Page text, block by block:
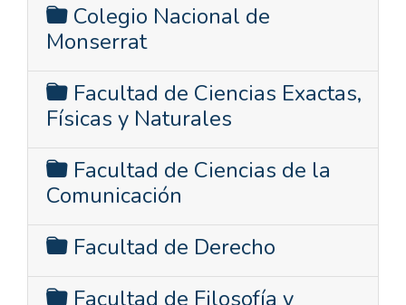
Colegio Nacional de
Monserrat
Facultad de Ciencias Exactas,
Físicas y Naturales
Facultad de Ciencias de la
Comunicación
Facultad de Derecho
Facultad de Filosofía y